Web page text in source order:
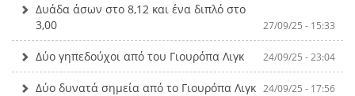
Δυάδα άσων στο 8,12 και ένα διπλό στο
3,00
27/09/25 - 15:33
Δύο γηπεδούχοι από του Γιουρόπα Λιγκ 24/09/25 - 23:04
Δύο δυνατά σημεία από το Γιουρόπα Λιγκ 24/09/25 - 17:56